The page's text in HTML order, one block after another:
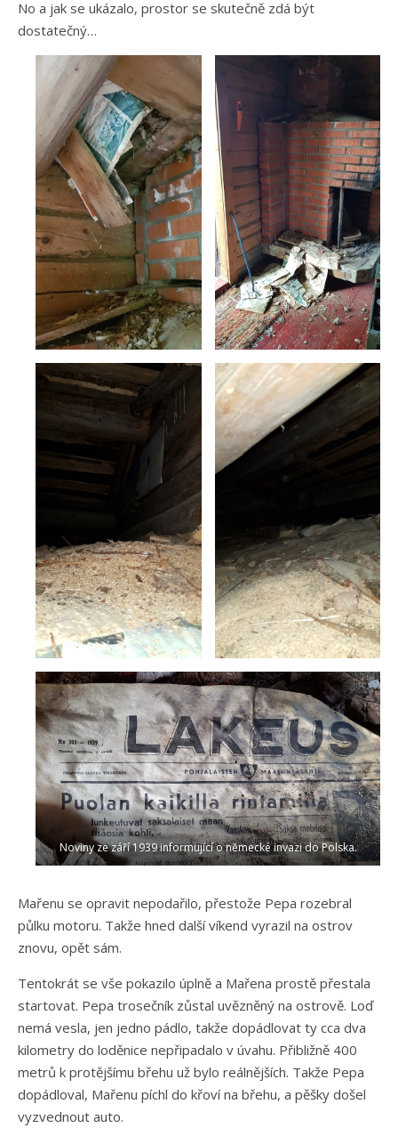
No a jak se ukázalo, prostor se skutečně zdá být
dostatečný…
Noviny ze září 1939 informující o německé invazi do Polska.
Mařenu se opravit nepodařilo, přestože Pepa rozebral
půlku motoru. Takže hned další víkend vyrazil na ostrov
znovu, opět sám.
Tentokrát se vše pokazilo úplně a Mařena prostě přestala
startovat. Pepa trosečník zůstal uvězněný na ostrově. Loď
nemá vesla, jen jedno pádlo, takže dopádlovat ty cca dva
kilometry do loděnice nepřipadalo v úvahu. Přibližně 400
metrů k protějšímu břehu už bylo reálnějších. Takže Pepa
dopádloval, Mařenu píchl do křoví na břehu, a pěšky došel
vyzvednout auto.